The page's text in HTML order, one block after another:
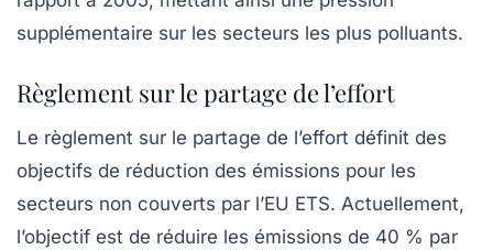
supplémentaire sur les secteurs les plus polluants.
Règlement sur le partage de l’effort
Le règlement sur le partage de l’effort définit des
objectifs de réduction des émissions pour les
secteurs non couverts par l’EU ETS. Actuellement,
l’objectif est de réduire les émissions de 40 % par